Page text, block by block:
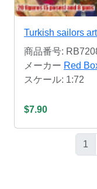
Turkish sailors
商品番号:
メーカー Red
スケール: 1:72
$7.90
1